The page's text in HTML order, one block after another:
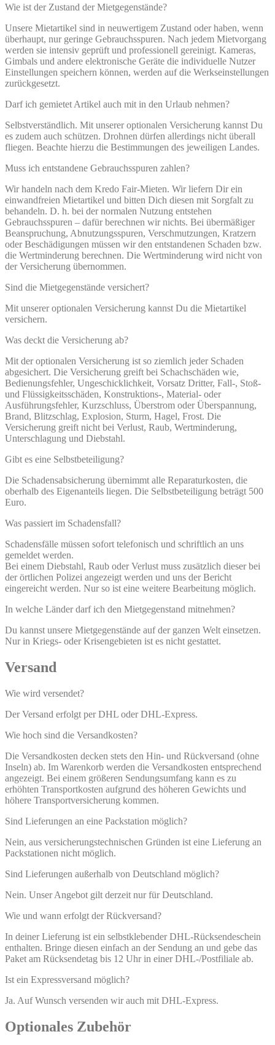
Wie ist der Zustand der Mietgegenstände?
Unsere Mietartikel sind in neuwertigem Zustand oder haben, wenn
überhaupt, nur geringe Gebrauchsspuren. Nach jedem Mietvorgang
werden sie intensiv geprüft und professionell gereinigt. Kameras,
Gimbals und andere elektronische Geräte die individuelle Nutzer
Einstellungen speichern können, werden auf die Werkseinstellungen
zurückgesetzt.
Darf ich gemietet Artikel auch mit in den Urlaub nehmen?
Selbstverständlich. Mit unserer optionalen Versicherung kannst Du
es zudem auch schützen. Drohnen dürfen allerdings nicht überall
fliegen. Beachte hierzu die Bestimmungen des jeweiligen Landes.
Muss ich entstandene Gebrauchsspuren zahlen?
Wir handeln nach dem Kredo Fair-Mieten. Wir liefern Dir ein
einwandfreien Mietartikel und bitten Dich diesen mit Sorgfalt zu
behandeln. D. h. bei der normalen Nutzung entstehen
Gebrauchsspuren – dafür berechnen wir nichts. Bei übermäßiger
Beanspruchung, Abnutzungsspuren, Verschmutzungen, Kratzern
oder Beschädigungen müssen wir den entstandenen Schaden bzw.
die Wertminderung berechnen. Die Wertminderung wird nicht von
der Versicherung übernommen.
Sind die Mietgegenstände versichert?
Mit unserer optionalen Versicherung kannst Du die Mietartikel
versichern.
Was deckt die Versicherung ab?
Mit der optionalen Versicherung ist so ziemlich jeder Schaden
abgesichert. Die Versicherung greift bei Schachschäden wie,
Bedienungsfehler, Ungeschicklichkeit, Vorsatz Dritter, Fall-, Stoß-
und Flüssigkeitsschäden, Konstruktions-, Material- oder
Ausführungsfehler, Kurzschluss, Überstrom oder Überspannung,
Brand, Blitzschlag, Explosion, Sturm, Hagel, Frost. Die
Versicherung greift nicht bei Verlust, Raub, Wertminderung,
Unterschlagung und Diebstahl.
Gibt es eine Selbstbeteiligung?
Die Schadensabsicherung übernimmt alle Reparaturkosten, die
oberhalb des Eigenanteils liegen. Die Selbstbeteiligung beträgt 500
Euro.
Was passiert im Schadensfall?
Schadensfälle müssen sofort telefonisch und schriftlich an uns
gemeldet werden.
Bei einem Diebstahl, Raub oder Verlust muss zusätzlich dieser bei
der örtlichen Polizei angezeigt werden und uns der Bericht
eingereicht werden. Nur so ist eine weitere Bearbeitung möglich.
In welche Länder darf ich den Mietgegenstand mitnehmen?
Du kannst unsere Mietgegenstände auf der ganzen Welt einsetzen.
Nur in Kriegs- oder Krisengebieten ist es nicht gestattet.
Versand
Wie wird versendet?
Der Versand erfolgt per DHL oder DHL-Express.
Wie hoch sind die Versandkosten?
Die Versandkosten decken stets den Hin- und Rückversand (ohne
Inseln) ab. Im Warenkorb werden die Versandkosten entsprechend
angezeigt. Bei einem größeren Sendungsumfang kann es zu
erhöhten Transportkosten aufgrund des höheren Gewichts und
höhere Transportversicherung kommen.
Sind Lieferungen an eine Packstation möglich?
Nein, aus versicherungstechnischen Gründen ist eine Lieferung an
Packstationen nicht möglich.
Sind Lieferungen außerhalb von Deutschland möglich?
Nein. Unser Angebot gilt derzeit nur für Deutschland.
Wie und wann erfolgt der Rückversand?
In deiner Lieferung ist ein selbstklebender DHL-Rücksendeschein
enthalten. Bringe diesen einfach an der Sendung an und gebe das
Paket am Rücksendetag bis 12 Uhr in einer DHL-/Postfiliale ab.
Ist ein Expressversand möglich?
Ja. Auf Wunsch versenden wir auch mit DHL-Express.
Optionales Zubehör